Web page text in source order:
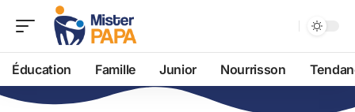
Éducation Famille Junior Nourrisson